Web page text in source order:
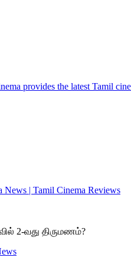
provides the latest Tamil
2-வது திருமணம்?